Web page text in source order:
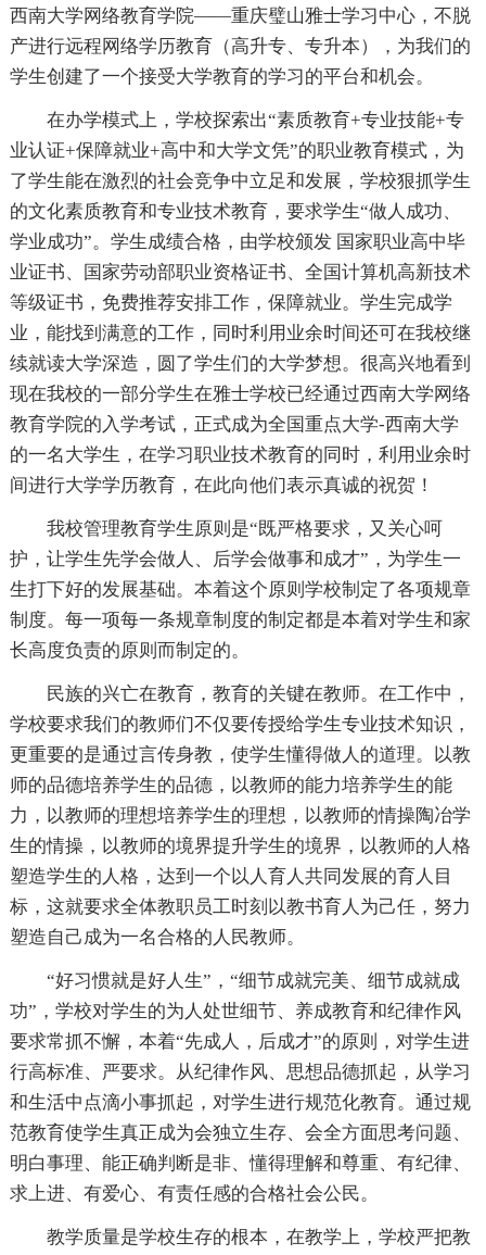
西南大学网络教育学院——重庆璧山雅士学习中心，不脱
产进行远程网络学历教育（高升专、专升本），为我们的
学生创建了一个接受大学教育的学习的平台和机会。
在办学模式上，学校探索出“素质教育+专业技能+专
业认证+保障就业+高中和大学文凭”的职业教育模式，为
了学生能在激烈的社会竞争中立足和发展，学校狠抓学生
的文化素质教育和专业技术教育，要求学生“做人成功、
学业成功”。学生成绩合格，由学校颁发 国家职业高中毕
业证书、国家劳动部职业资格证书、全国计算机高新技术
等级证书，免费推荐安排工作，保障就业。学生完成学
业，能找到满意的工作，同时利用业余时间还可在我校继
续就读大学深造，圆了学生们的大学梦想。很高兴地看到
现在我校的一部分学生在雅士学校已经通过西南大学网络
教育学院的入学考试，正式成为全国重点大学-西南大学
的一名大学生，在学习职业技术教育的同时，利用业余时
间进行大学学历教育，在此向他们表示真诚的祝贺！
我校管理教育学生原则是“既严格要求，又关心呵
护，让学生先学会做人、后学会做事和成才”，为学生一
生打下好的发展基础。本着这个原则学校制定了各项规章
制度。每一项每一条规章制度的制定都是本着对学生和家
长高度负责的原则而制定的。
民族的兴亡在教育，教育的关键在教师。在工作中，
学校要求我们的教师们不仅要传授给学生专业技术知识，
更重要的是通过言传身教，使学生懂得做人的道理。以教
师的品德培养学生的品德，以教师的能力培养学生的能
力，以教师的理想培养学生的理想，以教师的情操陶冶学
生的情操，以教师的境界提升学生的境界，以教师的人格
塑造学生的人格，达到一个以人育人共同发展的育人目
标，这就要求全体教职员工时刻以教书育人为己任，努力
塑造自己成为一名合格的人民教师。
“好习惯就是好人生”，“细节成就完美、细节成就成
功”，学校对学生的为人处世细节、养成教育和纪律作风
要求常抓不懈，本着“先成人，后成才”的原则，对学生进
行高标准、严要求。从纪律作风、思想品德抓起，从学习
和生活中点滴小事抓起，对学生进行规范化教育。通过规
范教育使学生真正成为会独立生存、会全方面思考问题、
明白事理、能正确判断是非、懂得理解和尊重、有纪律、
求上进、有爱心、有责任感的合格社会公民。
教学质量是学校生存的根本，在教学上，学校严把教